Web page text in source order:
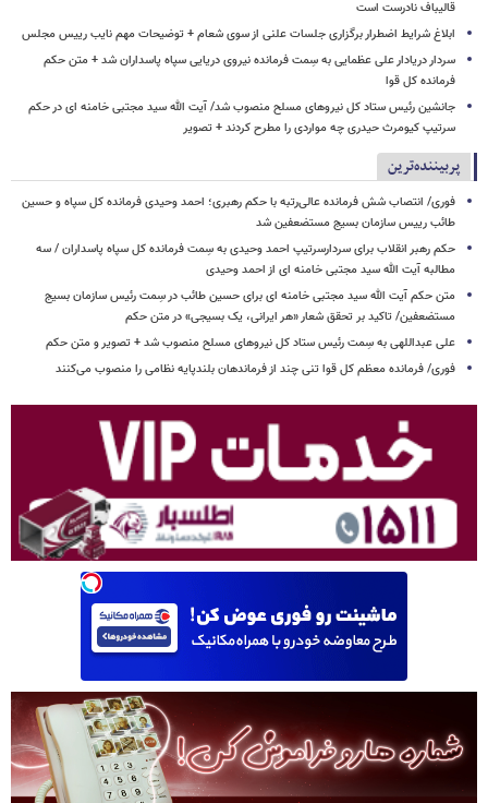
قالیباف نادرست است
ابلاغ شرایط اضطرار برگزاری جلسات علنی از سوی شعام + توضیحات مهم نایب رییس مجلس
سردار دریادار علی عظمایی به سِمت فرمانده نیروی دریایی سپاه پاسداران شد + متن حکم
فرمانده کل قوا
جانشین رئیس ستاد کل نیروهای مسلح منصوب شد/ آیت الله سید مجتبی خامنه ای در حکم
سرتیپ کیومرث حیدری چه مواردی را مطرح کردند + تصویر
پربیننده‌ترین
فوری/ انتصاب شش فرمانده عالی‌رتبه با حکم رهبری؛ احمد وحیدی فرمانده کل سپاه و حسین
طائب رییس سازمان بسیج مستضعفین شد
حکم رهبر انقلاب برای سردارسرتیپ احمد وحیدی به سِمت فرمانده کل سپاه پاسداران / سه
مطالبه آیت الله سید مجتبی خامنه ای از احمد وحیدی
متن حکم آیت الله سید مجتبی خامنه ای برای حسین طائب در سِمت رئیس سازمان بسیج
مستضعفین/ تاکید بر تحقق شعار «هر ایرانی، یک بسیجی» در متن حکم
علی عبداللهی به سِمت رئیس ستاد کل نیروهای مسلح منصوب شد + تصویر و متن حکم
فوری/ فرمانده معظم کل قوا تنی چند از فرماندهان بلندپایه نظامی را منصوب می‌کنند